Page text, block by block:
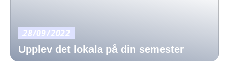
28/09/2022
Upplev det lokala på din semester